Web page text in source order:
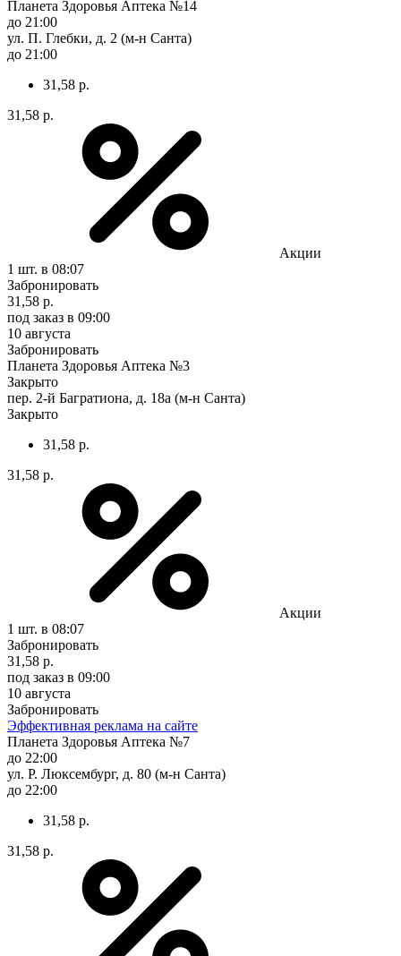
Планета Здоровья Аптека №14
до 21:00
ул. П. Глебки, д. 2 (м-н Санта)
до 21:00
31,58 р.
31,58 р.
Акции
1 шт. в 08:07
Забронировать
31,58 р.
под заказ в 09:00
10 августа
Забронировать
Планета Здоровья Аптека №3
Закрыто
пер. 2-й Багратиона, д. 18а (м-н Санта)
Закрыто
31,58 р.
31,58 р.
Акции
1 шт. в 08:07
Забронировать
31,58 р.
под заказ в 09:00
10 августа
Забронировать
Эффективная реклама на сайте
Планета Здоровья Аптека №7
до 22:00
ул. Р. Люксембург, д. 80 (м-н Санта)
до 22:00
31,58 р.
31,58 р.